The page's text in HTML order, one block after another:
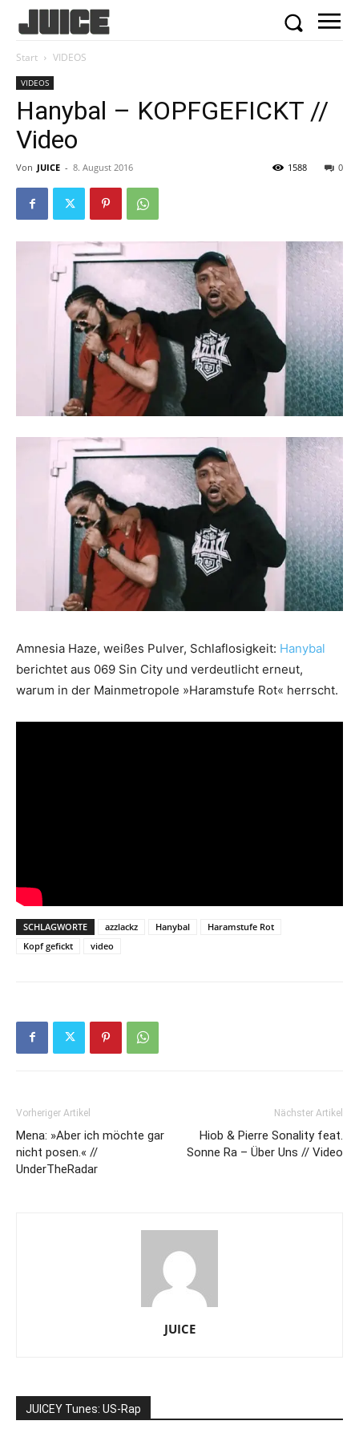
Start VIDEOS
VIDEOS
Hanybal – KOPFGEFICKT //
Video
Von JUICE - 8. August 2016 0
1588
Amnesia Haze, weißes Pulver, Schlaflosigkeit: Hanybal
berichtet aus 069 Sin City und verdeutlicht erneut,
warum in der Mainmetropole »Haramstufe Rot« herrscht.
SCHLAGWORTE azzlackz Hanybal
Haramstufe Rot
Kopf gefickt
video
Vorheriger Artikel
Mena: »Aber ich möchte gar
nicht posen.« //
UnderTheRadar
Nächster Artikel
Hiob & Pierre Sonality feat.
Sonne Ra – Über Uns // Video
JUICE
JUICEY Tunes: US-Rap